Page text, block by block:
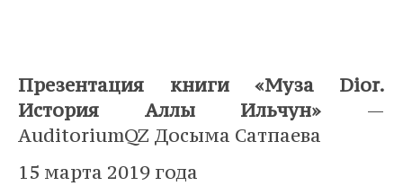
Презентация книги «Муза Dior.
История Аллы Ильчун» —
AuditoriumQZ Досыма Сатпаева
15 марта 2019 года